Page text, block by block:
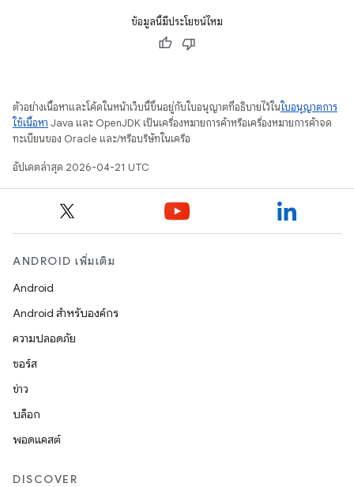
ข้อมูลนี้มีประโยชน์ไหม
ตัวอย่างเนื้อหาและโค้ดในหน้าเว็บนี้ขึ้นอยู่กับใบอนุญาตที่อธิบายไว้ในใบอนุญาตการ
ใช้เนื้อหา Java และ OpenJDK เป็นเครื่องหมายการค้าหรือเครื่องหมายการค้าจด
ทะเบียนของ Oracle และ/หรือบริษัทในเครือ
อัปเดตล่าสุด 2026-04-21 UTC
ANDROID เพิ่มเติม
Android
Android สำหรับองค์กร
ความปลอดภัย
ซอร์ส
ข่าว
บล็อก
พอดแคสต์
DISCOVER